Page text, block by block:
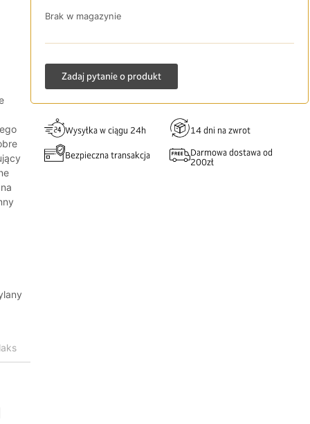
Brak w magazynie
Zadaj pytanie o produkt
Wysyłka w ciągu 24h 14 dni na zwrot
Bezpieczna transakcja
Darmowa dostawa od
200zł